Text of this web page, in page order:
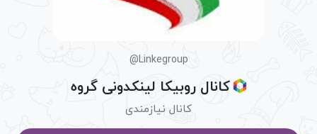
@Linkegroup
کانال روبیکا لینکدونی گروه
کانال نیازمندی